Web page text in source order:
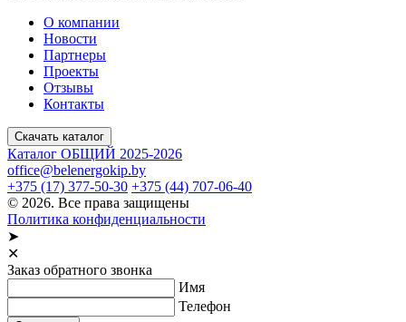
О компании
Новости
Партнеры
Проекты
Отзывы
Контакты
Скачать каталог
Каталог ОБЩИЙ 2025-2026
office@belenergokip.by
+375 (17) 377-50-30 +375 (44) 707-06-40
© 2026. Все права защищены
Политика конфиденциальности
➤
✕
Заказ обратного звонка
Имя
Телефон